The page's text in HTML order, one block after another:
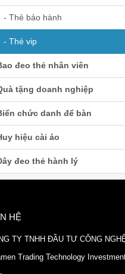
- Thẻ bảo hành
- Thẻ vip
đeo thẻ nhân viên
tặng doanh nghiệp
chức danh để bàn
hiệu cài áo
đeo thẻ hành lý
HỆ
TY TNHH ĐẦU TƯ CÔNG
Trading Technology